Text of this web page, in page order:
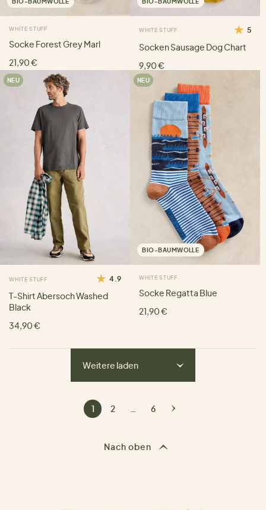
WHITE STUFF
Socke Forest Grey Marl
21,90 €
WHITE STUFF 5
Socken Sausage Dog Chart
9,90 €
NEU
WHITE STUFF 4.9
T-Shirt Abersoch Washed
Black
34,90 €
NEU
BIO-BAUMWOLLE
WHITE STUFF
Socke Regatta Blue
21,90 €
Nach oben
Weitere laden
1 2 6